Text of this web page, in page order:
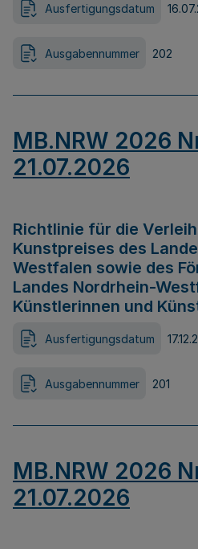
Ausfertigungsdatum
Ausgabennummer 202
MB.NRW 2026
21.07.2026
Richtlinie für die
Kunstpreises des
Westfalen sowie des
Landes Nordrhein-
Künstlerinnen und
Ausfertigungsdatum
Ausgabennummer 201
MB.NRW 2026
21.07.2026